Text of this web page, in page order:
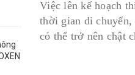
Việc lên kế hoạch
thời gian di chuyển,
có thể trở nên chật